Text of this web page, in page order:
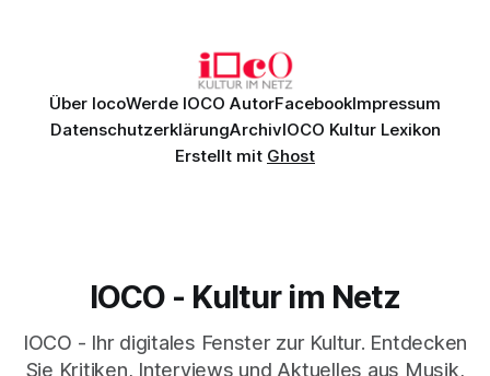
Über IocoWerde IOCO AutorFacebookImpressum
DatenschutzerklärungArchivIOCO Kultur Lexikon
Erstellt mit Ghost
IOCO - Kultur im Netz
IOCO - Ihr digitales Fenster zur Kultur. Entdecken
Sie Kritiken, Interviews und Aktuelles aus Musik,